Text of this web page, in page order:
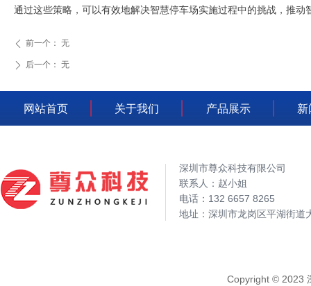
通过这些策略，可以有效地解决智慧停车场实施过程中的挑战，推动
ꄴ 前一个： 无
ꄲ 后一个： 无
网站首页 关于我们 产品展示 新
深圳市尊众科技有限公司
联系人：赵小姐
电话：132 6657 8265
地址：深圳市龙岗区平湖街道
Copyright © 2023